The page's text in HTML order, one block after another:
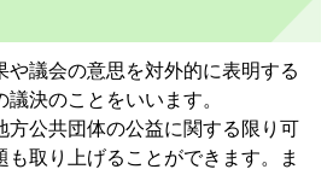
や議会の意思を対外的に表明する
決のことをいいます。
方公共団体の公益に関する限り可
も取り上げることができます。ま